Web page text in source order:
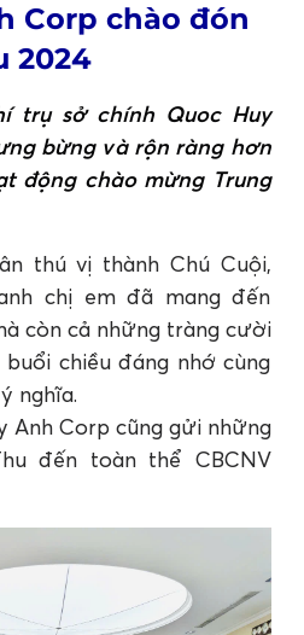
Corp chào đón
2024
trụ sở chính Quoc Huy
bừng và rộn ràng hơn
động chào mừng Trung
thú vị thành Chú Cuội,
chị em đã mang đến
còn cả những tràng cười
chiều đáng nhớ cùng
nghĩa.
Anh Corp cũng gửi những
đến toàn thể CBCNV